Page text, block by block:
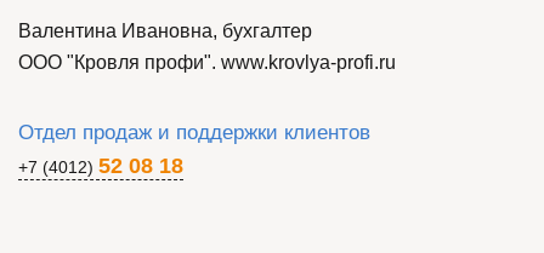
Валентина Ивановна, бухгалтер
ООО "Кровля профи". www.krovlya-profi.ru
Отдел продаж и поддержки клиентов
+7 (4012) 52 08 18